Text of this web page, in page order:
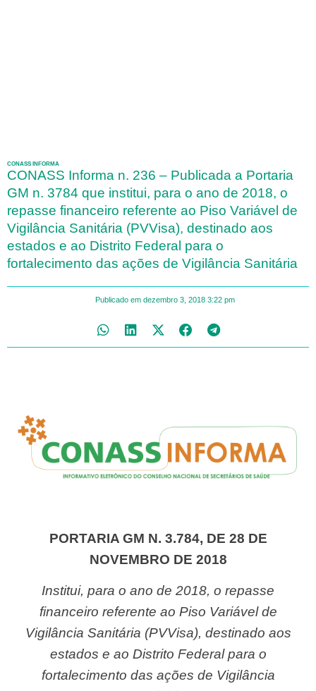
CONASS INFORMA
CONASS Informa n. 236 – Publicada a Portaria
GM n. 3784 que institui, para o ano de 2018, o
repasse financeiro referente ao Piso Variável de
Vigilância Sanitária (PVVisa), destinado aos
estados e ao Distrito Federal para o
fortalecimento das ações de Vigilância Sanitária
Publicado em dezembro 3, 2018 3:22 pm
PORTARIA GM N. 3.784, DE 28 DE
NOVEMBRO DE 2018
Institui, para o ano de 2018, o repasse
financeiro referente ao Piso Variável de
Vigilância Sanitária (PVVisa), destinado aos
estados e ao Distrito Federal para o
fortalecimento das ações de Vigilância